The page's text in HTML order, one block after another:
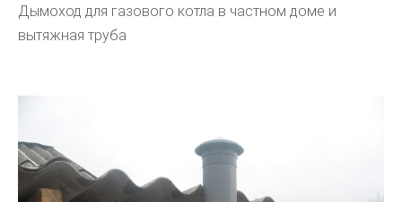
Дымоход для газового котла в частном доме и
вытяжная труба